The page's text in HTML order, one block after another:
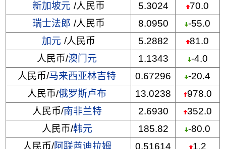
新加坡元 /人民币 5.3024
70.0
瑞士法郎 /人民币 8.0950
-55.0
加元 /人民币 5.2882
81.0
人民币/澳门元 1.1343
-4.0
人民币/马来西亚林吉特 0.67296
-20.4
人民币/俄罗斯卢布 13.0238
978.0
人民币/南非兰特 2.6930
352.0
人民币/韩元 185.82
-80.0
人民币/阿联酋迪拉姆 0.51614
1.2